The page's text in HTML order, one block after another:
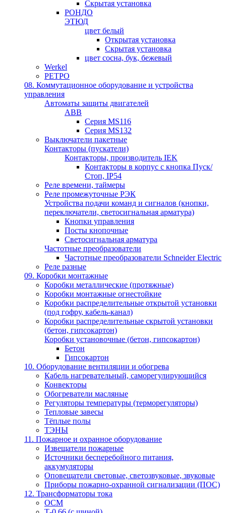
Скрытая установка
РОНДО
ЭТЮД
цвет белый
Открытая установка
Скрытая установка
цвет сосна, бук, бежевый
Werkel
РЕТРО
08. Коммутационное оборудование и устройства
управления
Автоматы защиты двигателей
ABB
Серия MS116
Серия MS132
Выключатели пакетные
Контакторы (пускатели)
Контакторы, производитель IEK
Контакторы в корпус с кнопка Пуск/
Стоп, IP54
Реле времени, таймеры
Реле промежуточные РЭК
Устройства подачи команд и сигналов (кнопки,
переключатели, светосигнальная арматура)
Кнопки управления
Посты кнопочные
Светосигнальная арматура
Частотные преобразователи
Частотные преобразователи Schneider Electric
Реле разные
09. Коробки монтажные
Коробки металлические (протяжные)
Коробки монтажные огнестойкие
Коробки распределительные открытой установки
(под гофру, кабель-канал)
Коробки распределительные скрытой установки
(бетон, гипсокартон)
Коробки установочные (бетон, гипсокартон)
Бетон
Гипсокартон
10. Оборудование вентиляции и обогрева
Кабель нагревательный, саморегулирующийся
Конвекторы
Обогреватели масляные
Регуляторы температуры (терморегуляторы)
Тепловые завесы
Тёплые полы
ТЭНЫ
11. Пожарное и охранное оборудование
Извещатели пожарные
Источники бесперебойного питания,
аккумуляторы
Оповещатели световые, светозвуковые, звуковые
Приборы пожарно-охранной сигнализации (ПОС)
12. Трансформаторы тока
ОСМ